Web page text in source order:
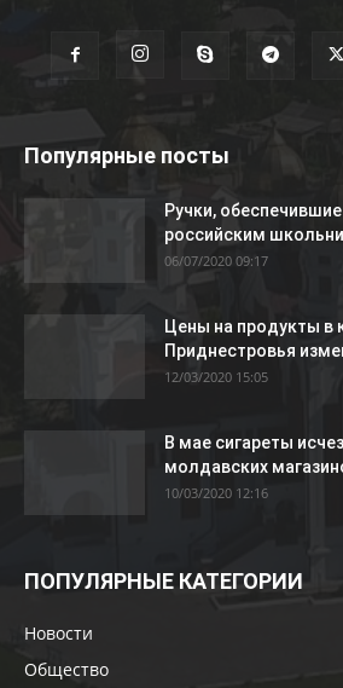
Популярные посты
Ручки,
российским
06/07/2020 09:17
Цены на продукты в
Приднестровья
12/03/2020 15:05
В мае сигареты
молдавских
10/03/2020 12:16
ПОПУЛЯРНЫЕ КАТЕГОРИИ
Новости
Общество